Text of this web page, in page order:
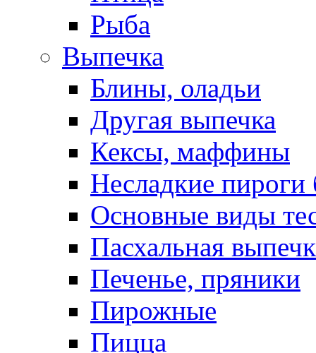
Рыба
Выпечка
Блины, оладьи
Другая выпечка
Кексы, маффины
Несладкие пироги
Основные виды
Пасхальная
Печенье, пряники
Пирожные
Пицца